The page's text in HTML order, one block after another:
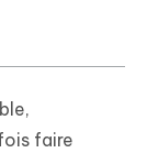
faire